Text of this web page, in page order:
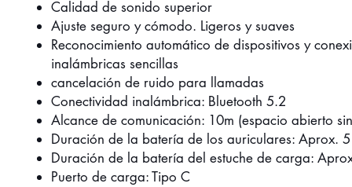
Calidad de sonido superior
Ajuste seguro y cómodo. Ligeros y suaves
Reconocimiento automático de dispositivos y
inalámbricas sencillas
cancelación de ruido para llamadas
Conectividad inalámbrica: Bluetooth 5.2
Alcance de comunicación: 10m (espacio abierto
Duración de la batería de los auriculares: Aprox.
Duración de la batería del estuche de carga:
Puerto de carga: Tipo C